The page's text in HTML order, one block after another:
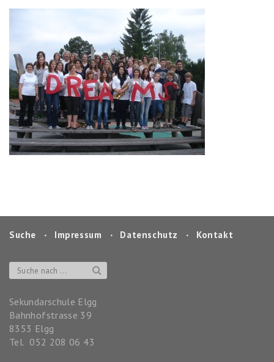
Suche ‧ Impressum ‧ Datenschutz ‧ Kontakt
Sekundarschule Elgg
Bahnhofstrasse 39
8353 Elgg
Tel. 052 208 06 43